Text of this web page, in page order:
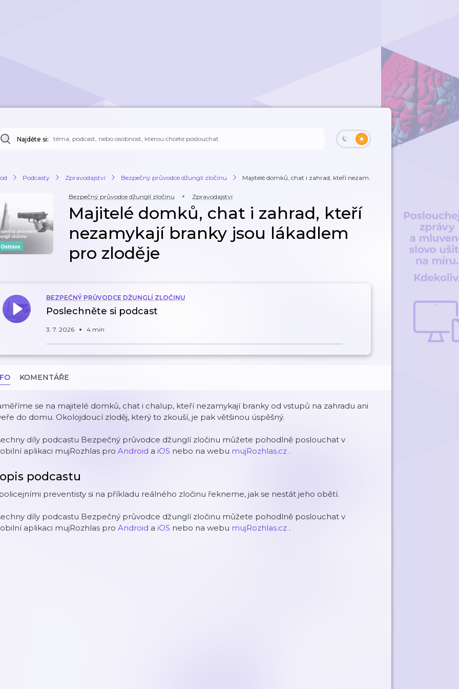
Najděte si:
Podcasty Zpravodajství Bezpečný průvodce džunglí zločinu Majitelé domků, chat i zahrad, kteří nezam...
Bezpečný průvodce džunglí zločinu Zpravodajství
Majitelé domků, chat i zahrad, kteří
nezamykají branky jsou lákadlem
pro zloděje
BEZPEČNÝ PRŮVODCE DŽUNGLÍ ZLOČINU
Poslechněte si podcast
3. 7. 2026 4 min
KOMENTÁŘE
se na majitelé domků, chat i chalup, kteří nezamykají branky od vstupů na zahradu ani
do domu. Okolojdoucí zloděj, který to zkouší, je pak většinou úspěšný.
díly podcastu Bezpečný průvodce džunglí zločinu můžete pohodlně poslouchat v
aplikaci mujRozhlas pro Android a iOS nebo na webu mujRozhlas.cz .
podcastu
preventisty si na příkladu reálného zločinu řekneme, jak se nestát jeho obětí.
díly podcastu Bezpečný průvodce džunglí zločinu můžete pohodlně poslouchat v
aplikaci mujRozhlas pro Android a iOS nebo na webu mujRozhlas.cz .